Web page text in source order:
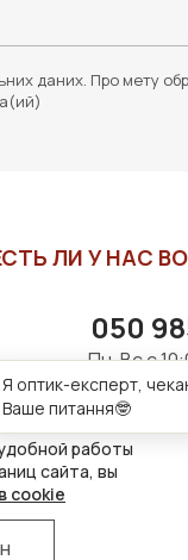
даних. Про мету
работы
сайта, вы
cookie
ЛИ У НАС
050
Пн-Вс с
Я оптик-експерт,
Ваше питання🤓